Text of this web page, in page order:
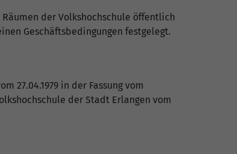
der Volkshochschule öffentlich
Geschäftsbedingungen festgelegt.
27.04.1979 in der Fassung vom
der Stadt Erlangen vom